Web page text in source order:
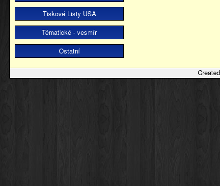
Tiskové Listy USA
Tématické - vesmír
Ostatní